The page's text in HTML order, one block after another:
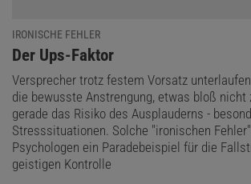
IRONISCHE FEHLER
:
Der Ups-Faktor
Versprecher trotz festem Vorsatz
die bewusste Anstrengung, etwas bloß nicht
gerade das Risiko des Ausplauderns -
Stresssituationen. Solche "ironischen
Psychologen ein Paradebeispiel für die
geistigen Kontrolle